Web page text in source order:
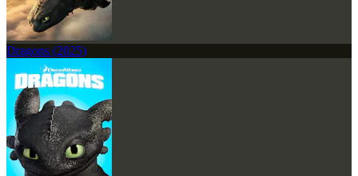
Dragons (2025)